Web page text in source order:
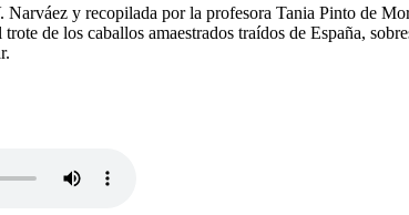
y recopilada por la profesora Tania Pinto de
de los caballos amaestrados traídos de España,